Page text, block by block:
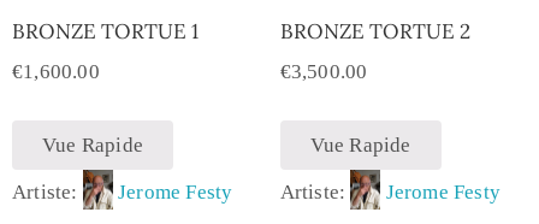
BRONZE TORTUE 1
€1,600.00
Vue Rapide
Artiste: Jerome Festy
BRONZE TORTUE 2
€3,500.00
Vue Rapide
Artiste: Jerome Festy